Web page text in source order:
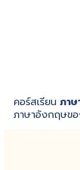
คอร์สเรียน ภา
ภาษาอังกฤษข